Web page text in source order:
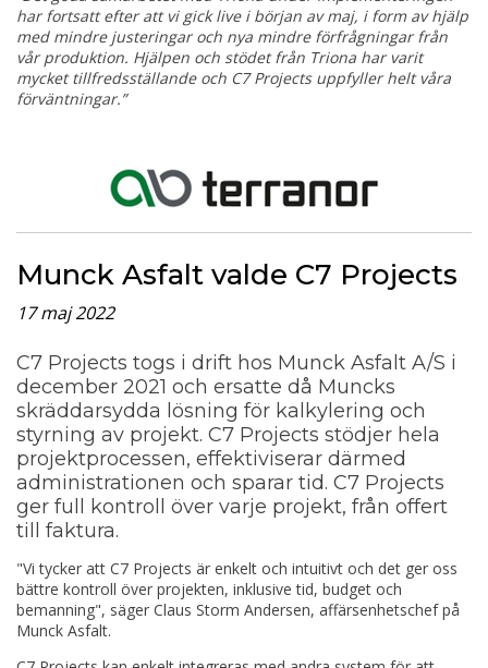
har fortsatt efter att vi gick live i början av maj, i form av hjälp
med mindre justeringar och nya mindre förfrågningar från
vår produktion. Hjälpen och stödet från Triona har varit
mycket tillfredsställande och C7 Projects uppfyller helt våra
förväntningar.”
Munck Asfalt valde C7 Projects
17 maj 2022
C7 Projects togs i drift hos Munck Asfalt A/S i
december 2021 och ersatte då Muncks
skräddarsydda lösning för kalkylering och
styrning av projekt. C7 Projects stödjer hela
projektprocessen, effektiviserar därmed
administrationen och sparar tid. C7 Projects
ger full kontroll över varje projekt, från offert
till faktura.
"Vi tycker att C7 Projects är enkelt och intuitivt och det ger oss
bättre kontroll över projekten, inklusive tid, budget och
bemanning", säger Claus Storm Andersen, affärsenhetschef på
Munck Asfalt.